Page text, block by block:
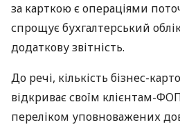
за карткою є операціями
спрощує бухгалтерський
додаткову звітність.
До речі, кількість бізнес-
відкриває своїм клієнтам-
переліком уповноважених